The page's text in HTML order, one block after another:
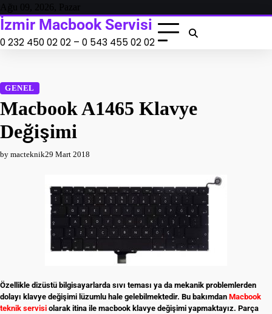
Skip
to
Ağu 09, 2026, Pazar
İzmir Macbook Servisi
0 232 450 02 02 – 0 543 455 02 02
GENEL
Macbook A1465 Klavye
Değişimi
by macteknik29 Mart 2018
Özellikle dizüstü bilgisayarlarda sıvı teması ya da mekanik problemlerden
dolayı klavye değişimi lüzumlu hale gelebilmektedir. Bu bakımdan Macbook
teknik servisi olarak itina ile macbook klavye değişimi yapmaktayız. Parça